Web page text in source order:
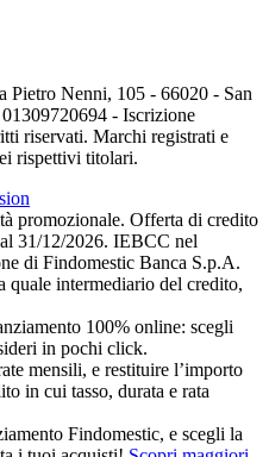
Nenni, 105 - 66020 - San
- Iscrizione
riservati. Marchi registrati e
rispettivi titolari.
promozionale. Offerta di credito
31/12/2026. IEBCC nel
di Findomestic Banca S.p.A.
quale intermediario del credito,
100% online: scegli
in pochi click.
mensili, e restituire l’importo
in cui tasso, durata e rata
Findomestic, e scegli la